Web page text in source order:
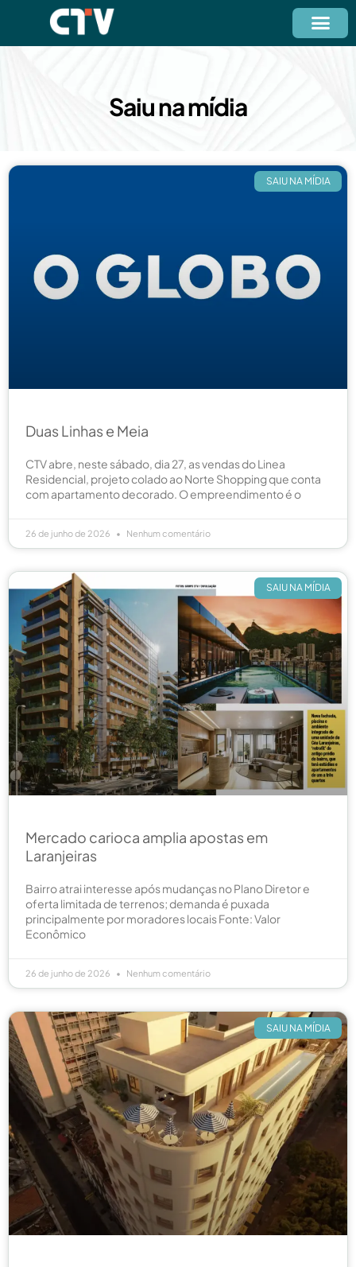
Saiu na mídia
SAIU NA MÍDIA
Duas Linhas e Meia
CTV abre, neste sábado, dia 27, as vendas do Linea
Residencial, projeto colado ao Norte Shopping que conta
com apartamento decorado. O empreendimento é o
26 de junho de 2026 Nenhum comentário
SAIU NA MÍDIA
Mercado carioca amplia apostas em
Laranjeiras
Bairro atrai interesse após mudanças no Plano Diretor e
oferta limitada de terrenos; demanda é puxada
principalmente por moradores locais Fonte: Valor
Econômico
26 de junho de 2026 Nenhum comentário
SAIU NA MÍDIA